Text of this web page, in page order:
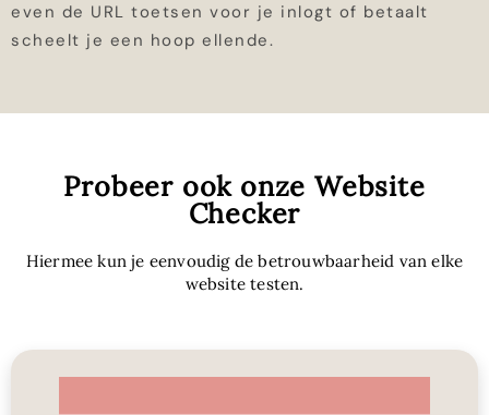
even de URL toetsen voor je inlogt of betaalt
scheelt je een hoop ellende.
Probeer ook onze Website
Checker
Hiermee kun je eenvoudig de betrouwbaarheid van elke
website testen.